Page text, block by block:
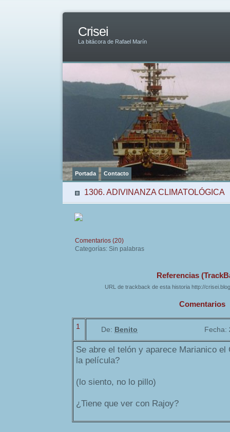
Crisei
La bitácora de Rafael Marín
Portada Contacto
1306. ADIVINANZA CLIMATOLÓGICA
Comentarios (20)
Categorías: Sin palabras
Referencias
URL de trackback de esta historia http://
Comentarios
1 De: Benito Fecha:
Se abre el telón y aparece Marianico
la película?
(lo siento, no lo pillo)
¿Tiene que ver con Rajoy?